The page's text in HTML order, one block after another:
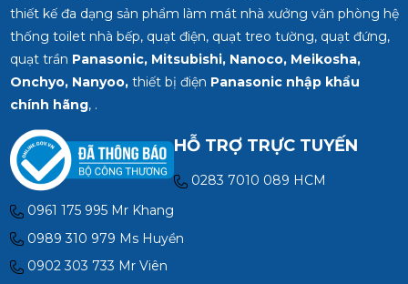
thiết kế đa dạng sản phẩm làm mát nhà xưởng văn phòng hệ
thống toilet nhà bếp, quạt điện, quạt treo tường, quạt đứng,
quạt trần Panasonic, Mitsubishi, Nanoco, Meikosha,
Onchyo, Nanyoo,thiết bị điện Panasonic nhập khẩu
chính hãng, .
HỖ TRỢ TRỰC TUYẾN
0283 7010 089 HCM
0961 175 995 Mr Khang
0989 310 979 Ms Huyền
0902 303 733 Mr Viên